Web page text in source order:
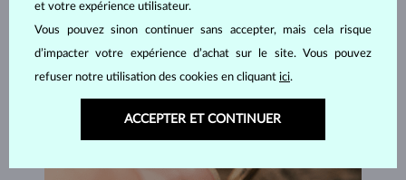
et votre expérience utilisateur.
Vous pouvez sinon continuer sans accepter, mais cela risque
d’impacter votre expérience d’achat sur le site. Vous pouvez
refuser notre utilisation des cookies en cliquant ici.
ACCEPTER ET CONTINUER